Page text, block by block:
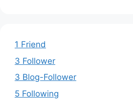
1 Friend
3 Follower
3 Blog-Follower
5 Following